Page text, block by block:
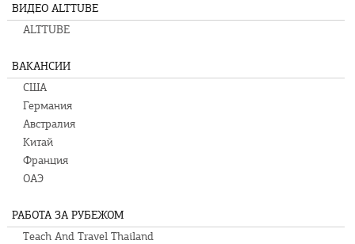
ВИДЕО ALTTUBE
ALTTUBE
ВАКАНСИИ
США
Германия
Австралия
Китай
Франция
ОАЭ
РАБОТА ЗА РУБЕЖОМ
Teach And Travel Thailand